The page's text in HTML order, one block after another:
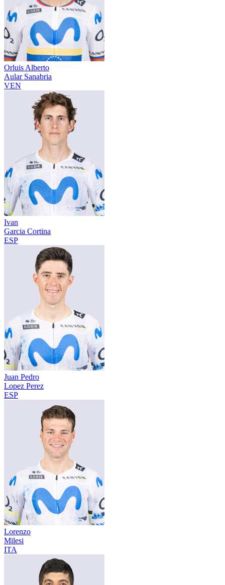
Orluis Alberto
Aular Sanabria
VEN
Ivan
Garcia Cortina
ESP
Juan Pedro
Lopez Perez
ESP
Lorenzo
Milesi
ITA